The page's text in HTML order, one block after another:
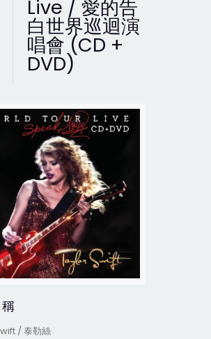
Live / 愛的告
白世界巡迴演
唱會 (CD +
DVD)
/ 泰勒絲